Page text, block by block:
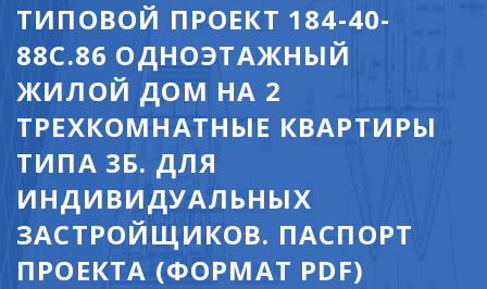
ТИПОВОЙ ПРОЕКТ 184-40-
88С.86 ОДНОЭТАЖНЫЙ
ЖИЛОЙ ДОМ НА 2
ТРЕХКОМНАТНЫЕ КВАРТИРЫ
ТИПА 3Б. ДЛЯ
ИНДИВИДУАЛЬНЫХ
ЗАСТРОЙЩИКОВ. ПАСПОРТ
ПРОЕКТА (ФОРМАТ PDF)